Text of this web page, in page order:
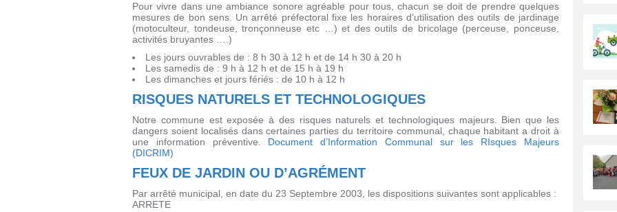
Pour vivre dans une ambiance sonore agréable pour tous, chacun se doit de prendre quelques
mesures de bon sens. Un arrêté préfectoral fixe les horaires d’utilisation des outils de jardinage
(motoculteur, tondeuse, tronçonneuse etc …) et des outils de bricolage (perceuse, ponceuse,
activités bruyantes ….)
Les jours ouvrables de : 8 h 30 à 12 h et de 14 h 30 à 20 h
Les samedis de : 9 h à 12 h et de 15 h à 19 h
Les dimanches et jours fériés : de 10 h à 12 h
RISQUES NATURELS ET TECHNOLOGIQUES
Notre commune est exposée à des risques naturels et technologiques majeurs. Bien que les
dangers soient localisés dans certaines parties du territoire communal, chaque habitant a droit à
une information préventive. Document d’Information Communal sur les RIsques Majeurs
(DICRIM)
FEUX DE JARDIN OU D’AGRÉMENT
Par arrêté municipal, en date du 23 Septembre 2003, les dispositions suivantes sont applicables :
ARRETE